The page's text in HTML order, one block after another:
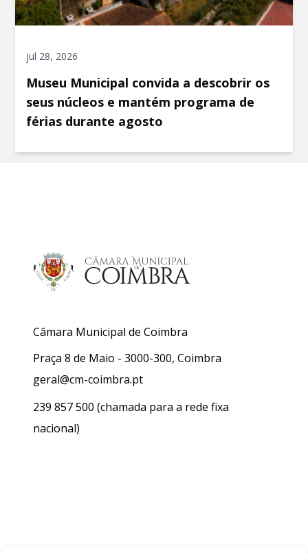
jul 28, 2026
Museu Municipal convida a descobrir os
seus núcleos e mantém programa de
férias durante agosto
Câmara Municipal de Coimbra
Praça 8 de Maio - 3000-300, Coimbra
geral@cm-coimbra.pt
239 857 500 (chamada para a rede fixa
nacional)